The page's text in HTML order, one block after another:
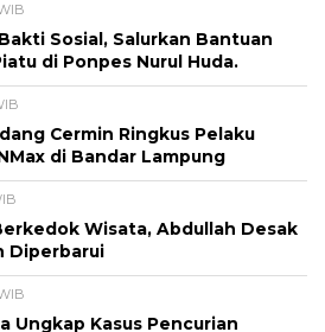
Sosial, Salurkan Bantuan
di Ponpes Nurul Huda.
Cermin Ringkus Pelaku
di Bandar Lampung
Wisata, Abdullah Desak
Diperbarui
Ungkap Kasus Pencurian